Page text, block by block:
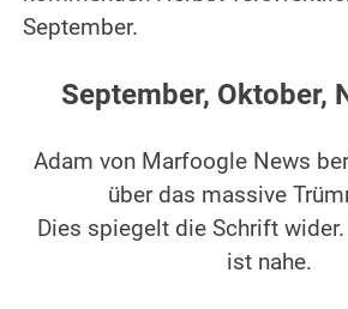
September.
September, Oktober,
Adam von Marfoogle News
über das massive
Dies spiegelt die Schrift
ist nahe.